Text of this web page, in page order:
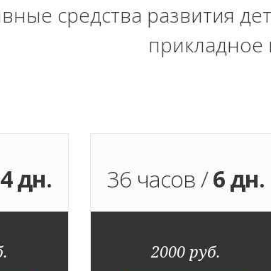
средства развития
прикладное
4 дн. 36 часов /6 дн.
2000 руб.